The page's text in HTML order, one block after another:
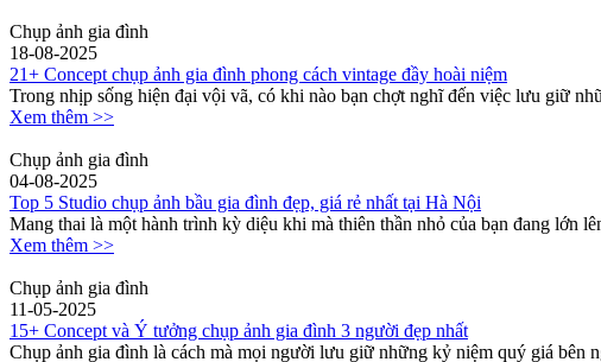
Chụp ảnh gia đình
18-08-2025
21+ Concept chụp ảnh gia đình phong cách vintage đầy hoài niệm
Trong nhịp sống hiện đại vội vã, có khi nào bạn chợt nghĩ đến việc lưu giữ
Xem thêm >>
Chụp ảnh gia đình
04-08-2025
Top 5 Studio chụp ảnh bầu gia đình đẹp, giá rẻ nhất tại Hà Nội
Mang thai là một hành trình kỳ diệu khi mà thiên thần nhỏ của bạn đang lớn
Xem thêm >>
Chụp ảnh gia đình
11-05-2025
15+ Concept và Ý tưởng chụp ảnh gia đình 3 người đẹp nhất
Chụp ảnh gia đình là cách mà mọi người lưu giữ những kỷ niệm quý giá bên